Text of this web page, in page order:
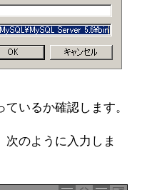
いるか確認します。
次のように入力しま